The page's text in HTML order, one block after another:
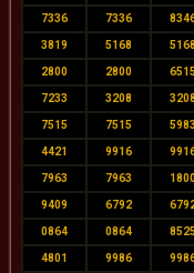
7336 7336
3819 5168 5168
2800 2800
7233 3208 3208
7515 7515 5983
4421 9916
7963 7963 1800
9409 6792
0864 0864
4801 9986